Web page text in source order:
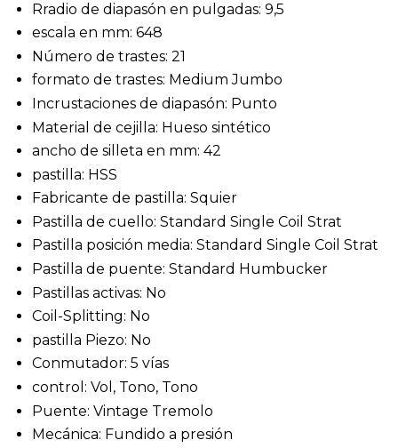
Rradio de diapasón en pulgadas: 9,5
escala en mm: 648
Número de trastes: 21
formato de trastes: Medium Jumbo
Incrustaciones de diapasón: Punto
Material de cejilla: Hueso sintético
ancho de silleta en mm: 42
pastilla: HSS
Fabricante de pastilla: Squier
Pastilla de cuello: Standard Single Coil Strat
Pastilla posición media: Standard Single Coil Strat
Pastilla de puente: Standard Humbucker
Pastillas activas: No
Coil-Splitting: No
pastilla Piezo: No
Conmutador: 5 vías
control: Vol, Tono, Tono
Puente: Vintage Tremolo
Mecánica: Fundido a presión